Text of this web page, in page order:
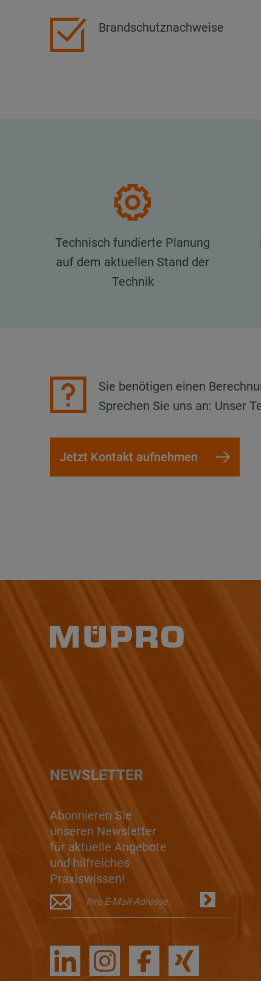
Brandschutznachweise
Technisch fundierte Planung
auf dem aktuellen Stand der
Technik
Sie benötigen einen
Sprechen Sie uns an: Unser
Jetzt Kontakt aufnehmen
NEWSLETTER
Abonnieren Sie
unseren Newsletter
für aktuelle Angebote
und hilfreiches
Praxiswissen!